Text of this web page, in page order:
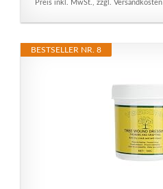
Preis inkl. MwSt., zzgl. Versandkosten
BESTSELLER NR. 8